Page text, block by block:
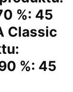
%: 45
Classic
%: 45